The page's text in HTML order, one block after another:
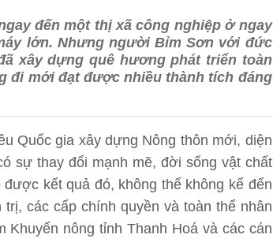
đến một thị xã công nghiệp ở ngay
lớn. Nhưng người Bỉm Sơn với đức
xây dựng quê hương phát triển toàn
đi mới đạt được nhiều thành tích đáng
Quốc gia xây dựng Nông thôn mới, diện
sự thay đổi mạnh mẽ, đời sống vật chất
kết quả đó, không thể không kể đến
các cấp chính quyền và toàn thể nhân
Khuyến nông tỉnh Thanh Hoá và các cán